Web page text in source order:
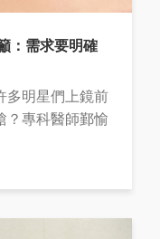
：需求要明確
多明星們上鏡前
？專科醫師鄞愉